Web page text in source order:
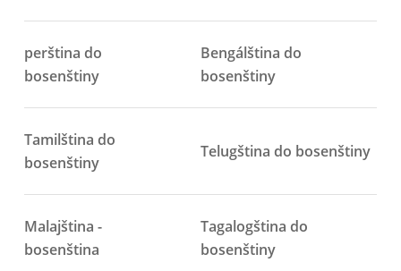
perština do
bosenštiny
Bengálština do
bosenštiny
Tamilština do
bosenštiny
Telugština do bosenštiny
Malajština -
bosenština
Tagalogština do
bosenštiny